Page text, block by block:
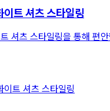
트 셔츠 스타일링
셔츠 스타일링을 통해 편안